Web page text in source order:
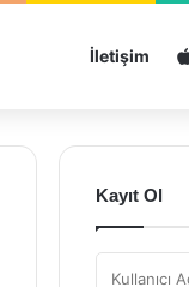
İletişim
Kayıt Ol